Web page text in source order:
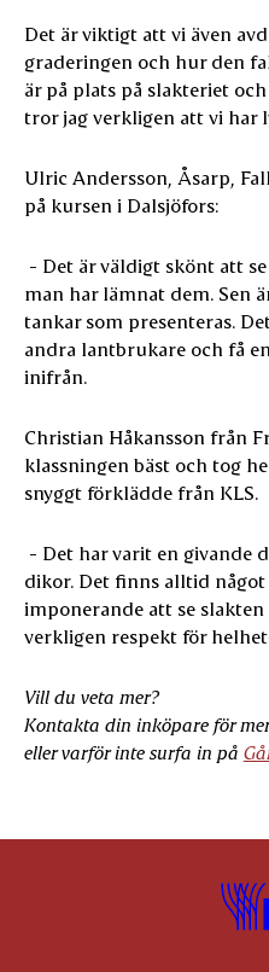
Det är viktigt att vi även
graderingen och hur den
är på plats på slakteriet
tror jag verkligen att vi har
Ulric Andersson, Åsarp,
på kursen i Dalsjöfors:
- Det är väldigt skönt att
man har lämnat dem. Sen
tankar som presenteras.
andra lantbrukare och få
inifrån.
Christian Håkansson från
klassningen bäst och tog
snyggt förklädde från KLS.
- Det har varit en givande
dikor. Det finns alltid
imponerande att se
verkligen respekt för
Vill du veta mer?
Kontakta din inköpare för
eller varför inte surfa in på